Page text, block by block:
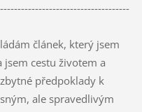
článek, který jsem
jsem cestu životem a
předpoklady k
ale spravedlivým